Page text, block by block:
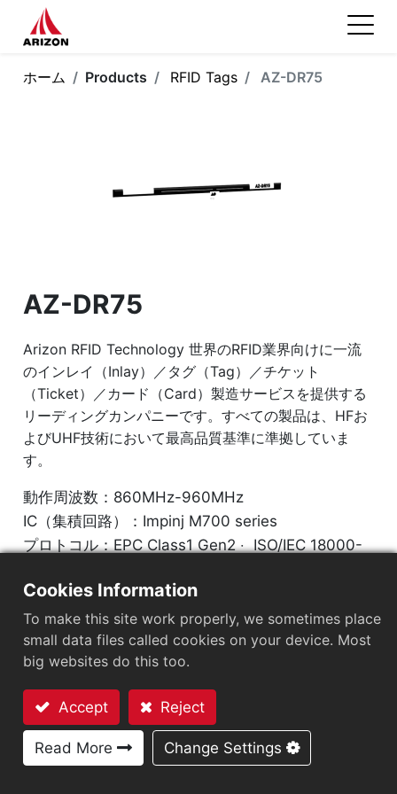
ホーム Products RFID Tags AZ-DR75
AZ-DR75
Arizon RFID Technology 世界のRFID業界向けに一流
のインレイ（Inlay）／タグ（Tag）／チケット
（Ticket）／カード（Card）製造サービスを提供する
リーディングカンパニーです。すべての製品は、HFお
よびUHF技術において最高品質基準に準拠していま
す。
動作周波数：860MHz-960MHz
IC（集積回路）：Impinj M700 series
プロトコル：EPC Class1 Gen2 ‧ ISO/IEC 18000-
チップ：Impinj M700 Series
アンテナサイズ（mm） ：2.5x83
EPCメモリ： 128 bits/96 bits
User Memory ：0/32 bits お問い合わせ
Cookies Information
To make this site work properly, we sometimes place
small data files called cookies on your device. Most
big websites do this too.
Accept Reject
Read More Change Settings